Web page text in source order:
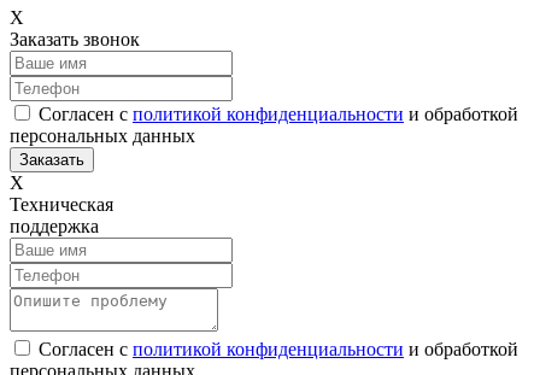
Х
Заказать звонок
Согласен с политикой конфиденциальности и обработкой
персональных данных
Х
Техническая
поддержка
Согласен с политикой конфиденциальности и обработкой
персональных данных